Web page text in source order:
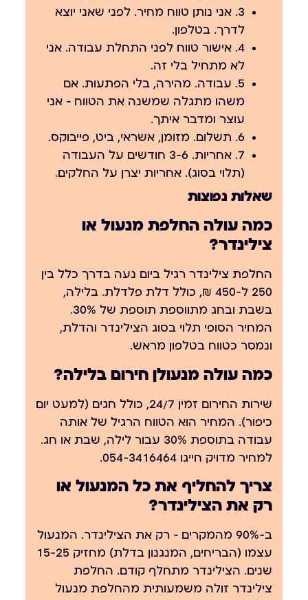
3. אני נותן טווח מחיר.
לפני שאני יוצא
לדרך. בטלפון.
4. אישור טווח לפני התחלת עבודה.
אני
לא מתחיל בלי זה.
5. עבודה.
מהירה, בלי הפתעות. אם
משהו מתגלה שמשנה את הטווח — אני
עוצר ומדבר איתך.
6. תשלום.
מזומן, אשראי, ביט, פייבוקס.
7. אחריות.
3-6 חודשים על העבודה
(תלוי בסוג). אחריות יצרן על החלקים.
שאלות נפוצות
כמה עולה החלפת מנעול או
צילינדר?
החלפת צילינדר רגיל ביום נעה בדרך כלל בין
250 ל-450 ₪, כולל דלת פלדלת. בלילה,
בשבת ובחג מתווספת תוספת של 30%.
המחיר הסופי תלוי בסוג הצילינדר והדלת,
ונמסר כטווח בטלפון מראש.
כמה עולה מנעולן חירום בלילה?
שירות החירום זמין 24/7, כולל חגים (למעט יום
כיפור). המחיר הוא הטווח הרגיל של אותה
עבודה בתוספת 30% עבור לילה, שבת או חג.
למחיר מדויק חייגו 054-3416464.
צריך להחליף את כל המנעול או
רק את הצילינדר?
ב-90% מהמקרים — רק את הצילינדר. המנעול
עצמו (הבריחים, המנגנון בדלת) מחזיק 15-25
שנים. הצילינדר מתחלף קודם. החלפת
צילינדר זולה משמעותית מהחלפת מנעול